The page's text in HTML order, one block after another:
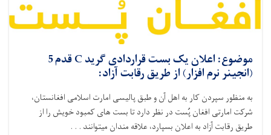
موضوع: اعلان یک بست قراردادی گرید C قدم 5
(انجینر نرم افزار) از طریق رقابت آزاد:
به منظور سپردن کار به اهل آن و طبق پالیسی امارت اسلامی افغانستان،
شرکت امارتی افغان پُست در نظر دارد تا بست‌ های کمبود خویش را از
طریق رقابت آزاد به اعلان بسپارد، علاقه ‌مندان میتوانند . . .